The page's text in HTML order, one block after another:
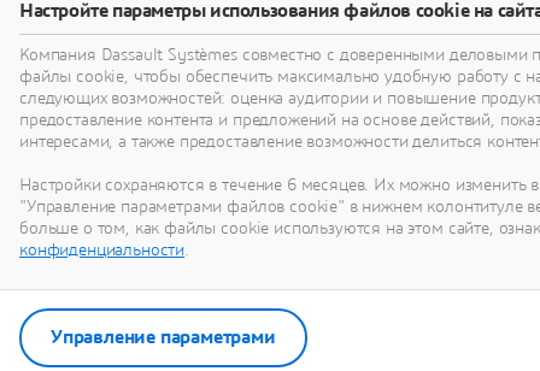
Настройте параметры использования файлов cookie на
Компания Dassault Systèmes совместно с доверенными деловыми
файлы cookie, чтобы обеспечить максимально удобную работу с
следующих возможностей: оценка аудитории и повышение
предоставление контента и предложений на основе действий,
интересами, а также предоставление возможности делиться
Настройки сохраняются в течение 6 месяцев. Их можно изменить
"Управление параметрами файлов cookie" в нижнем колонтитуле
больше о том, как файлы cookie используются на этом сайте,
конфиденциальности.
Управление параметрами